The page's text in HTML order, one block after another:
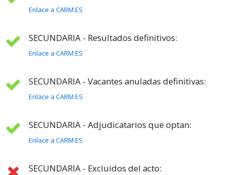
Enlace a CARM.ES
SECUNDARIA - Resultados definitivos:
Enlace a CARM.ES
SECUNDARIA - Vacantes anuladas definitivas:
Enlace a CARM.ES
SECUNDARIA - Adjudicatarios que optan:
Enlace a CARM.ES
SECUNDARIA - Excluidos del acto: